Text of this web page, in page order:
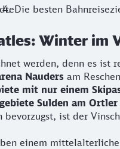
Die besten
Winter im
werden, denn es ist
Nauders am
mit nur einem
Sulden am
bevorzugst, ist der
einem